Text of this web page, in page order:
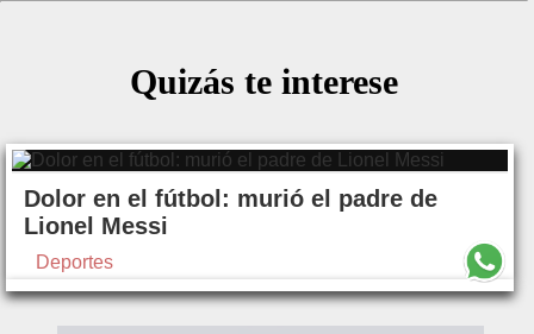
Quizás te interese
Dolor en el fútbol: murió el padre de
Lionel Messi
Deportes